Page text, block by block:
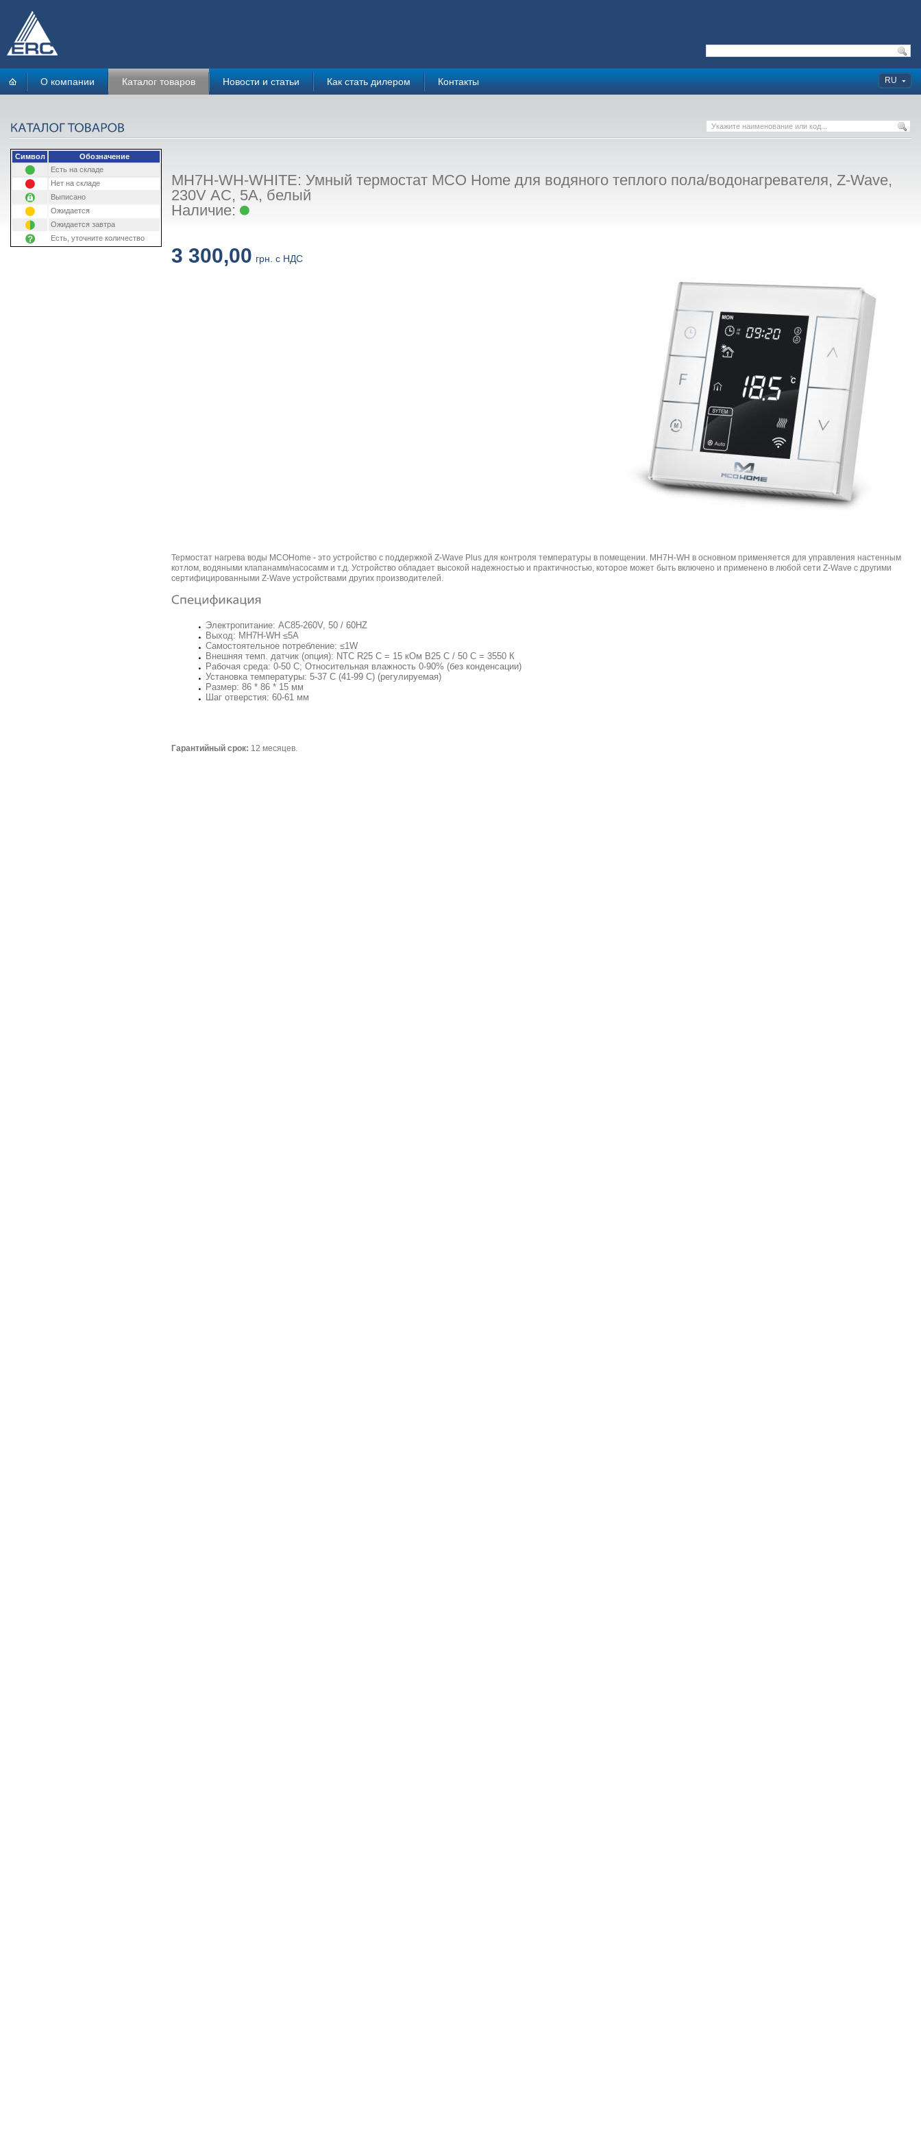
RU
О компании Каталог товаров Новости и статьи Как стать дилером Контакты
Символ
Обозначение
Есть на складе
Нет на складе
Выписано
Ожидается
Ожидается завтра
Есть, уточните количество
MH7H-WH-WHITE: Умный термостат MCO Home для водяного теплого пола/водонагревателя, Z-Wave,
230V АС, 5А, белый
Наличие:
3 300,00 грн. с НДС
Термостат нагрева воды MCOHome - это устройство с поддержкой Z-Wave Plus для контроля температуры в помещении. MH7H-WH в основном применяется для управления настенным
котлом, водяными клапанамм/насосамм и т.д. Устройство обладает высокой надежностью и практичностью, которое может быть включено и применено в любой сети Z-Wave с другими
сертифицированными Z-Wave устройствами других производителей.
Электропитание: AC85-260V, 50 / 60HZ
Выход: MH7H-WH ≤5A
Самостоятельное потребление: ≤1W
Внешняя темп. датчик (опция): NTC R25 C = 15 кОм B25 C / 50 C = 3550 К
Рабочая среда: 0-50 С; Относительная влажность 0-90% (без конденсации)
Установка температуры: 5-37 C (41-99 C) (регулируемая)
Размер: 86 * 86 * 15 мм
Шаг отверстия: 60-61 мм
Гарантийный срок: 12 месяцев.